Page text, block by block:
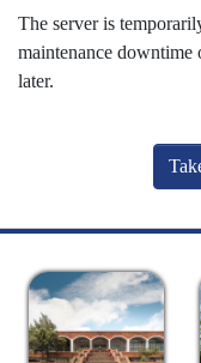
The server is
maintenance downtime
later.